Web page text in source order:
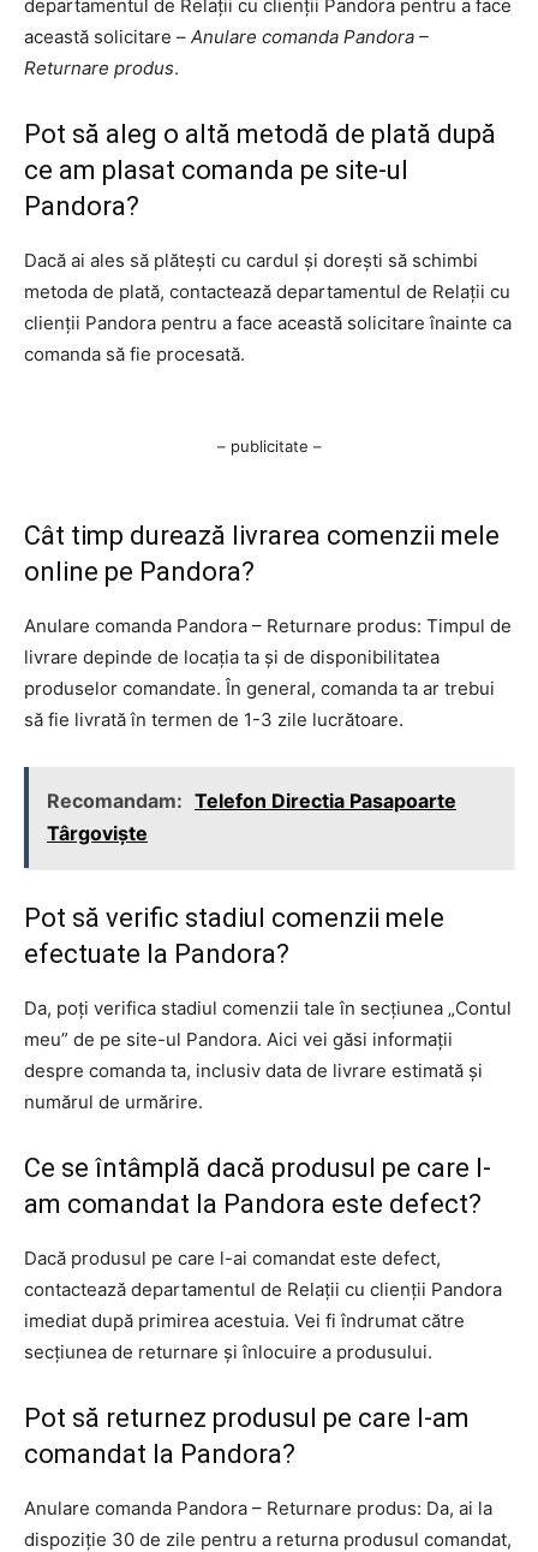
departamentul de Relații cu clienții Pandora pentru a face
această solicitare – Anulare comanda Pandora –
Returnare produs.
Pot să aleg o altă metodă de plată după
ce am plasat comanda pe site-ul
Pandora?
Dacă ai ales să plătești cu cardul și dorești să schimbi
metoda de plată, contactează departamentul de Relații cu
clienții Pandora pentru a face această solicitare înainte ca
comanda să fie procesată.
– publicitate –
Cât timp durează livrarea comenzii mele
online pe Pandora?
Anulare comanda Pandora – Returnare produs: Timpul de
livrare depinde de locația ta și de disponibilitatea
produselor comandate. În general, comanda ta ar trebui
să fie livrată în termen de 1-3 zile lucrătoare.
Recomandam: Telefon Directia Pasapoarte
Târgoviște
Pot să verific stadiul comenzii mele
efectuate la Pandora?
Da, poți verifica stadiul comenzii tale în secțiunea „Contul
meu” de pe site-ul Pandora. Aici vei găsi informații
despre comanda ta, inclusiv data de livrare estimată și
numărul de urmărire.
Ce se întâmplă dacă produsul pe care l-
am comandat la Pandora este defect?
Dacă produsul pe care l-ai comandat este defect,
contactează departamentul de Relații cu clienții Pandora
imediat după primirea acestuia. Vei fi îndrumat către
secțiunea de returnare și înlocuire a produsului.
Pot să returnez produsul pe care l-am
comandat la Pandora?
Anulare comanda Pandora – Returnare produs: Da, ai la
dispoziție 30 de zile pentru a returna produsul comandat,